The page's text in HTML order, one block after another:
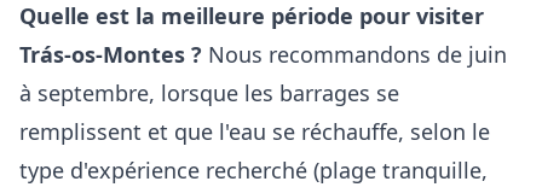
Quelle est la meilleure période pour visiter
Trás-os-Montes ? Nous recommandons de juin
à septembre, lorsque les barrages se
remplissent et que l'eau se réchauffe, selon le
type d'expérience recherché (plage tranquille,